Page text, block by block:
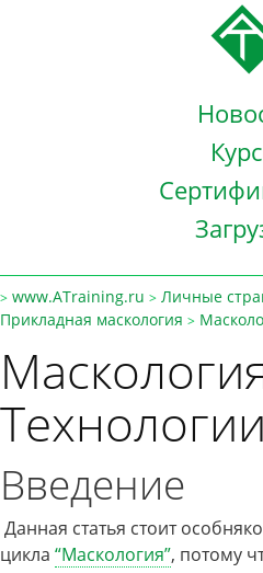
> www.ATraining.ru > Личные
Прикладная маскология >
Технологии
Введение
Данная статья стоит
цикла “Маскология”, потому